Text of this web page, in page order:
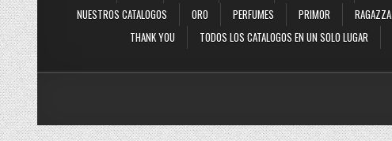
NUESTROS CATALOGOS
ORO PERFUMES PRIMOR RAGAZZA
THANK YOU
TODOS LOS CATALOGOS EN UN SOLO LUGAR